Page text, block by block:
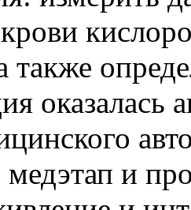
также
оказалась
и